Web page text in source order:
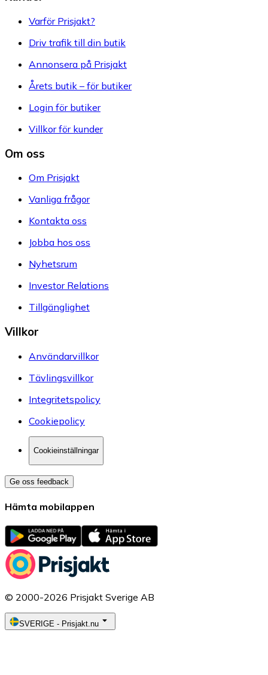
Varför Prisjakt?
Driv trafik till din butik
Annonsera på Prisjakt
Årets butik – för butiker
Login för butiker
Villkor för kunder
Om oss
Om Prisjakt
Vanliga frågor
Kontakta oss
Jobba hos oss
Nyhetsrum
Investor Relations
Tillgänglighet
Villkor
Användarvillkor
Tävlingsvillkor
Integritetspolicy
Cookiepolicy
Cookieinställningar
Ge oss feedback
Hämta mobilappen
© 2000-2026 Prisjakt Sverige AB
SVERIGE - Prisjakt.nu